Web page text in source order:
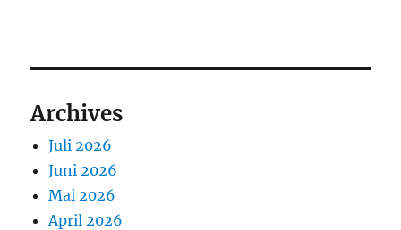
Archives
Juli 2026
Juni 2026
Mai 2026
April 2026